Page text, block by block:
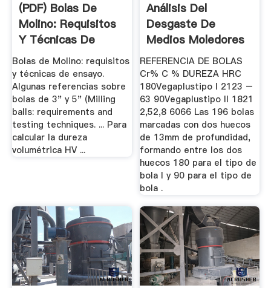
(PDF) Bolas De
Molino: Requisitos
Y Técnicas De
Ensayo ...
Bolas de Molino: requisitos
y técnicas de ensayo.
Algunas referencias sobre
bolas de 3" y 5" (Milling
balls: requirements and
testing techniques. ... Para
calcular la dureza
volumétrica HV ...
Análisis Del
Desgaste De
Medios Moledores
De Acero En Un ...
REFERENCIA DE BOLAS
Cr% C % DUREZA HRC
180Vegaplustipo I 2123 –
63 90Vegaplustipo II 1821
2,52,8 6066 Las 196 bolas
marcadas con dos huecos
de 13mm de profundidad,
formando entre los dos
huecos 180 para el tipo de
bola I y 90 para el tipo de
bola .